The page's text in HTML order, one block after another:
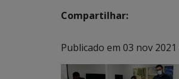
Compartilhar:
Publicado em 03 nov 2021